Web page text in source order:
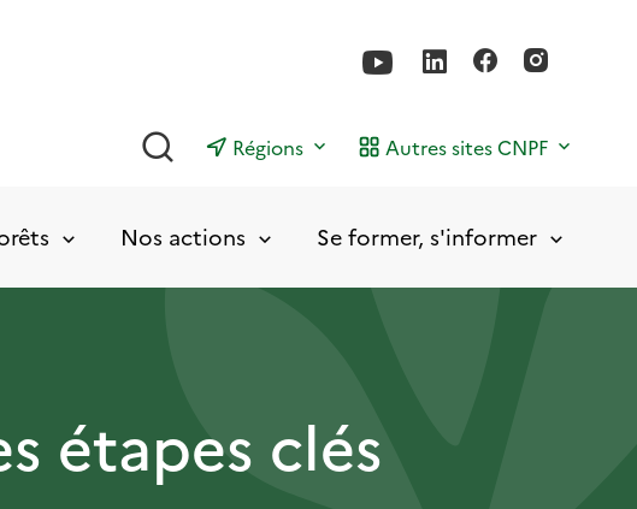
Rechercher
Régions Autres sites CNPF
Nos actions Se former, s'informer
étapes clés